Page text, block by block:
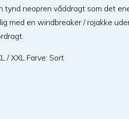
tynd neopren våddragt som det
med en windbreaker / rojakke
/ XXL Farve: Sort